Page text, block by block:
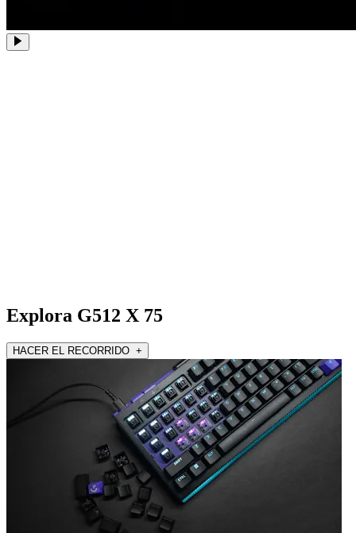
Explora G512 X 75
HACER EL RECORRIDO +